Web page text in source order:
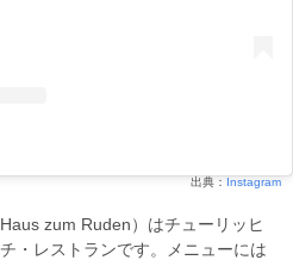
出典： Instagram
zum Ruden）はチューリッヒ
・レストランです。メニューには